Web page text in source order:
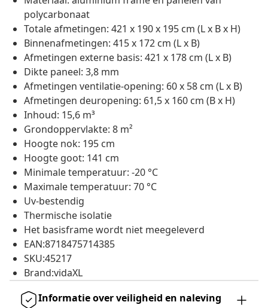
polycarbonaat
Totale afmetingen: 421 x 190 x 195 cm (L x B x H)
Binnenafmetingen: 415 x 172 cm (L x B)
Afmetingen externe basis: 421 x 178 cm (L x B)
Dikte paneel: 3,8 mm
Afmetingen ventilatie-opening: 60 x 58 cm (L x B)
Afmetingen deuropening: 61,5 x 160 cm (B x H)
Inhoud: 15,6 m³
Grondoppervlakte: 8 m²
Hoogte nok: 195 cm
Hoogte goot: 141 cm
Minimale temperatuur: -20 °C
Maximale temperatuur: 70 °C
Uv-bestendig
Thermische isolatie
Het basisframe wordt niet meegeleverd
EAN:8718475714385
SKU:45217
Brand:vidaXL
Informatie over veiligheid en naleving